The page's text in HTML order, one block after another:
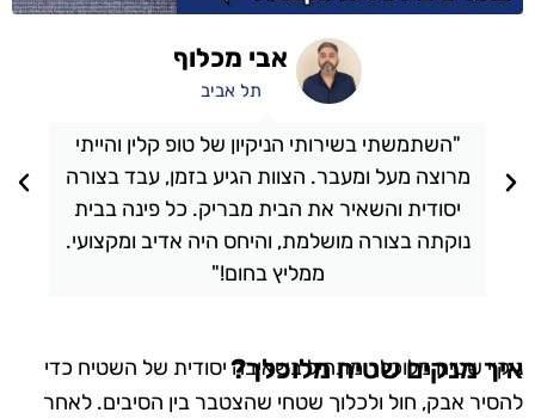
"השתמשתי בשירותי הניקיון של טופ קלין והייתי
מרוצה מעל ומעבר. הצוות הגיע בזמן, עבד בצורה
יסודית והשאיר את הבית מבריק. כל פינה בבית
נוקתה בצורה מושלמת, והיחס היה אדיב ומקצועי.
ממליץ בחום!"
אבי מכלוף
תל אביב
איך מנקים שטיח מלוכלך?
ניקוי שטיח מלוכלך מתחיל בשאיבה יסודית של השטיח כדי
להסיר אבק, חול ולכלוך שטחי שהצטבר בין הסיבים. לאחר